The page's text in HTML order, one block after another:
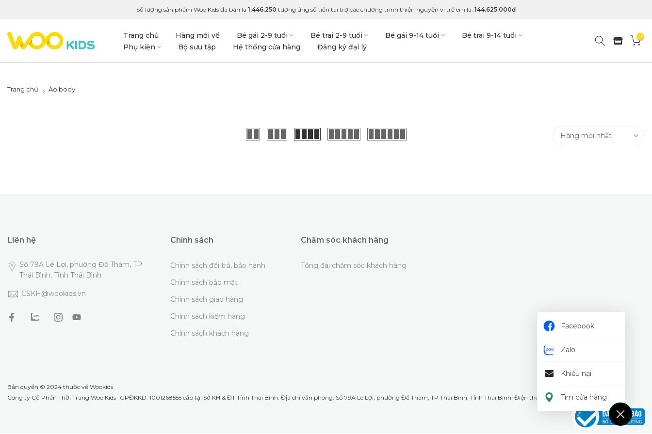
Số lượng sản phẩm Woo Kids đã bán là 1.446.250 tương ứng số tiền tài trợ các chương trình thiện nguyện vì trẻ em là: 144.625.000đ
Trang chủ Hàng mới về Bé gái 2-9 tuổi Bé trai 2-9 tuổi Bé gái 9-14 tuổi
Bé trai 9-14 tuổi
Phụ kiện
Bộ sưu tập Hệ thống cửa hàng Đăng ký đại lý
0
Trang chủ Áo body
Hàng mới nhất
Liên hệ
Số 79A Lê Lợi, phường Đề Thám, TP
Thái Bình, Tỉnh Thái Bình.
CSKH@wookids.vn
Chính sách
Chính sách đổi trả, bảo hành
Chính sách bảo mật
Chính sách giao hàng
Chính sách kiểm hàng
Chính sách khách hàng
Chăm sóc khách hàng
Tổng đài chăm sóc khách hàng
Bản quyền © 2024 thuộc về Wookids
Công ty Cổ Phần Thời Trang Woo Kids- GPĐKKD: 1001268555 cấp tại Sở KH & ĐT Tỉnh Thái Bình. Địa chỉ văn phòng: Số 79A Lê Lợi, phường Đề Thám, TP Thái Bình, Tỉnh Thái Bình. Điện thoại: 18008226
Facebook
Zalo
Khiếu nại
Tìm cửa hàng